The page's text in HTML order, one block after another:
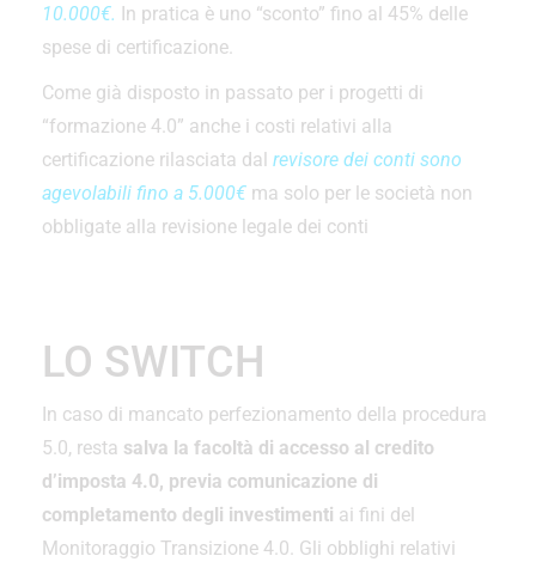
10.000€. In pratica è uno “sconto” fino al 45% delle
spese di certificazione.
Come già disposto in passato per i progetti di
“formazione 4.0” anche i costi relativi alla
certificazione rilasciata dal revisore dei conti sono
agevolabili fino a 5.000€ ma solo per le società non
obbligate alla revisione legale dei conti
LO SWITCH
In caso di mancato perfezionamento della procedura
5.0, resta salva la facoltà di accesso al credito
d’imposta 4.0, previa comunicazione di
completamento degli investimenti ai fini del
Monitoraggio Transizione 4.0. Gli obblighi relativi